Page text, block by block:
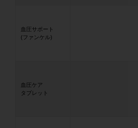
血圧サポート
(ファンケル)
血圧ケア
タブレット